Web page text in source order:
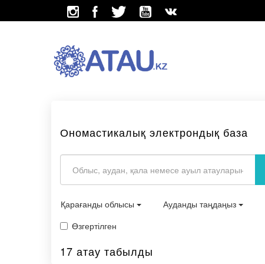
Ономастикалық электрондық база
Қарағанды облысы Ауданды таңдаңыз
Өзгертілген
17 атау табылды